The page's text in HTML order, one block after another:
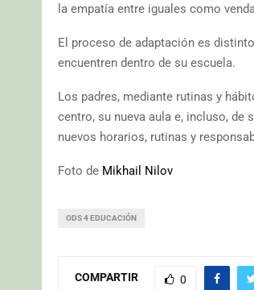
la empatía entre iguales como
El proceso de adaptación es
encuentren dentro de su escuela.
Los padres, mediante rutinas y
centro, su nueva aula e, incluso, de
nuevos horarios, rutinas y
Foto de Mikhail Nilov
ODS 4 EDUCACIÓN
COMPARTIR 0